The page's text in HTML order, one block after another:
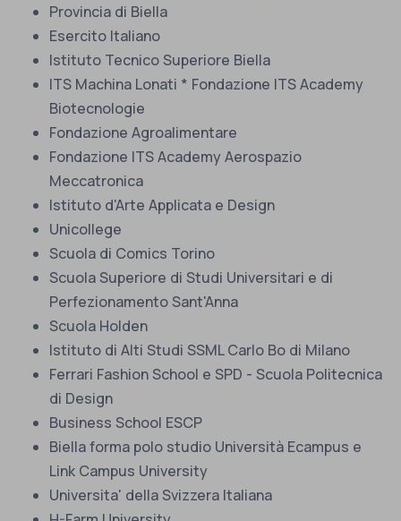
Provincia di Biella
Esercito Italiano
Istituto Tecnico Superiore Biella
ITS Machina Lonati * Fondazione ITS Academy
Biotecnologie
Fondazione Agroalimentare
Fondazione ITS Academy Aerospazio
Meccatronica
Istituto d'Arte Applicata e Design
Unicollege
Scuola di Comics Torino
Scuola Superiore di Studi Universitari e di
Perfezionamento Sant'Anna
Scuola Holden
Istituto di Alti Studi SSML Carlo Bo di Milano
Ferrari Fashion School e SPD - Scuola Politecnica
di Design
Business School ESCP
Biella forma polo studio Università Ecampus e
Link Campus University
Universita' della Svizzera Italiana